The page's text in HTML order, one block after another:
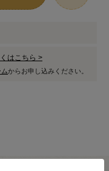
はこちら >
からお申し込みください。